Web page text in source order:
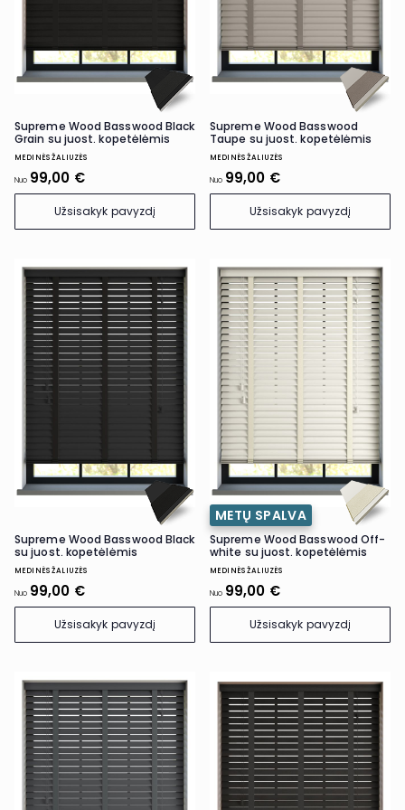
Supreme Wood Basswood Black
Grain su juost. kopetėlėmis
MEDINĖS ŽALIUZĖS
Nuo 99,00 €
Užsisakyk pavyzdį
Supreme Wood Basswood
Taupe su juost. kopetėlėmis
MEDINĖS ŽALIUZĖS
Nuo 99,00 €
Užsisakyk pavyzdį
Supreme Wood Basswood Black
su juost. kopetėlėmis
MEDINĖS ŽALIUZĖS
Nuo 99,00 €
Užsisakyk pavyzdį
METŲ SPALVA
Supreme Wood Basswood Off-
white su juost. kopetėlėmis
MEDINĖS ŽALIUZĖS
Nuo 99,00 €
Užsisakyk pavyzdį